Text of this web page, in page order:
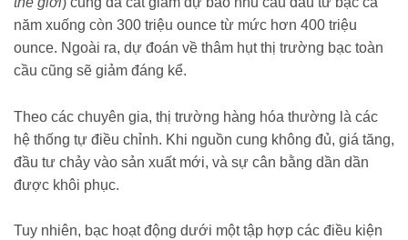
năm xuống còn 300 triệu ounce từ mức hơn 400 triệu
ounce. Ngoài ra, dự đoán về thâm hụt thị trường bạc toàn
cầu cũng sẽ giảm đáng kể.
Theo các chuyên gia, thị trường hàng hóa thường là các
hệ thống tự điều chỉnh. Khi nguồn cung không đủ, giá tăng,
đầu tư chảy vào sản xuất mới, và sự cân bằng dần dần
được khôi phục.
Tuy nhiên, bạc hoạt động dưới một tập hợp các điều kiện